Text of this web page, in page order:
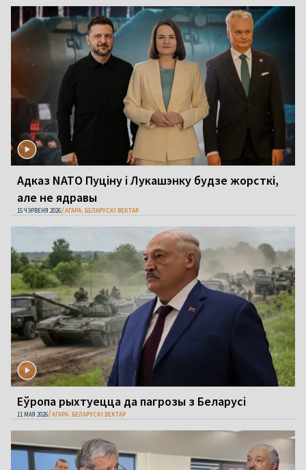
Адказ NATO Пуціну і Лукашэнку будзе жорсткі,
але не ядравы
15 ЧЭРВЕНЯ 2026 АГАРА. БЕЛАРУСКІ ВЕКТАР
Еўропа рыхтуецца да пагрозы з Беларусі
11 МАЯ 2026 АГАРА. БЕЛАРУСКІ ВЕКТАР